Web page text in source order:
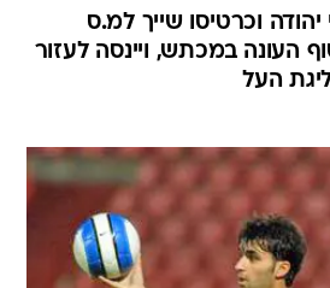
וכרטיסו שייך למ.ס
העונה במכתש, ויינסה לעזור
העל